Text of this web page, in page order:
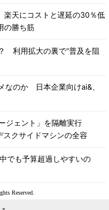
楽天にコストと遅延の30％低
の勝ち筋
利用拡大の裏で“普及を阻
なのか 日本企業向けai&、
ジェント」を隔離実行
クサイドマシンの全容
でも予算超過しやすいの
Reserved.